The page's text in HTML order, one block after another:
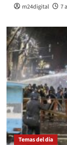
m24digital 7
Temas del dia